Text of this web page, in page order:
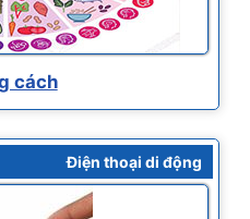
cách
Điện thoại di động